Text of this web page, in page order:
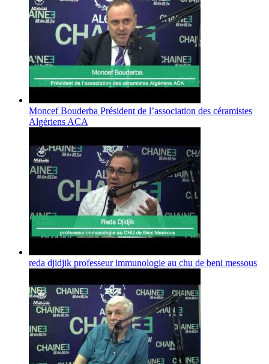
Moncef Bouderba Président de l’association des céramistes
Algériens ACA
reda djidjik professeur immunologie au chu de beni messous